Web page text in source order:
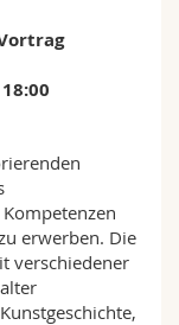
erwerben. Die
verschiedener